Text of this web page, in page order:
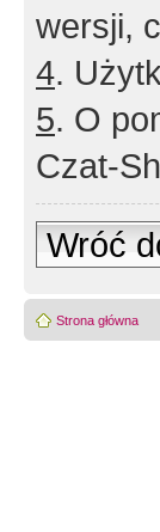
wersji,
4.
5. O
Czat-
Wróć
Strona główna